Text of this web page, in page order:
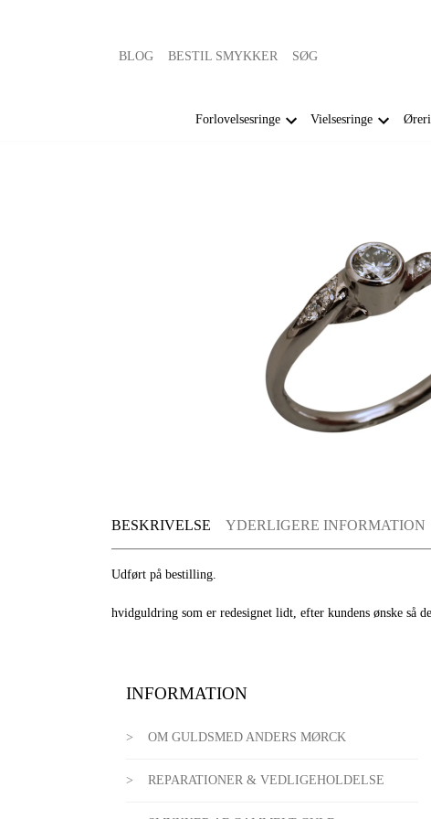
BLOG BESTIL SMYKKER SØG
Forlovelsesringe Vielsesringe
BESKRIVELSE YDERLIGERE INFORMATION
Udført på bestilling.
hvidguldring som er redesignet lidt, efter kundens ønske så
INFORMATION
OM GULDSMED ANDERS MØRCK
REPARATIONER & VEDLIGEHOLDELSE